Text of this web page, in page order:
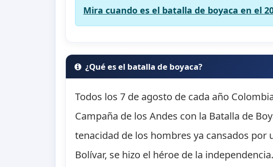
Mira cuando es el batalla de boyaca en el
¿Qué es el batalla de boyaca?
Todos los 7 de agosto de cada año
Campaña de los Andes con la Batalla de
tenacidad de los hombres ya cansados
Bolívar, se hizo el héroe de la independencia.